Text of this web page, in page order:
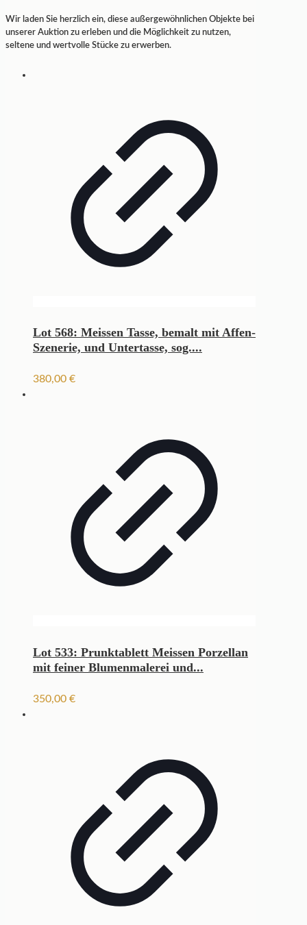
Wir laden Sie herzlich ein, diese außergewöhnlichen Objekte bei
unserer Auktion zu erleben und die Möglichkeit zu nutzen,
seltene und wertvolle Stücke zu erwerben.
Lot 568: Meissen Tasse, bemalt mit Affen-
Szenerie, und Untertasse, sog....
380,00 €
Lot 533: Prunktablett Meissen Porzellan
mit feiner Blumenmalerei und...
350,00 €